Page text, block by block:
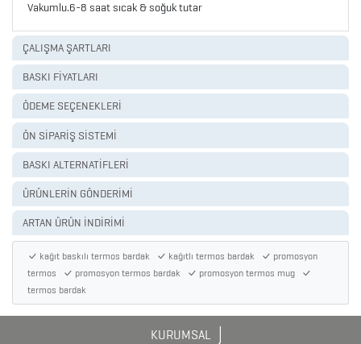
DİĞER
ÜRÜNLER
FENER
MAKAS
&
PENSE
FRENCH
PRESS
GERİ
DÖNÜŞÜMLÜ
Vakumlu.6-8 saat sıcak & soğuk tutar
ÇALIŞMA ŞARTLARI
BASKI FİYATLARI
ÖDEME SEÇENEKLERİ
ÖN SİPARİŞ SİSTEMİ
BASKI ALTERNATİFLERİ
ÜRÜNLERİN GÖNDERİMİ
ARTAN ÜRÜN İNDİRİMİ
kağıt baskılı termos bardak kağıtlı termos bardak
promosyon
termos
promosyon termos bardak
promosyon termos mug
termos bardak
KURUMSAL